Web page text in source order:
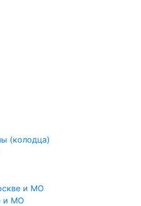
(колодца)
и МО
и МО